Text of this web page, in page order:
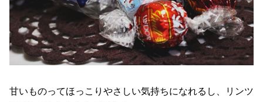
甘いものってほっこりやさしい気持ちになれるし、リンツ